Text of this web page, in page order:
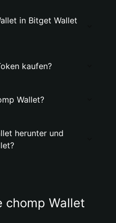
in Bitget Wallet
kaufen?
Wallet?
herunter und
chomp Wallet